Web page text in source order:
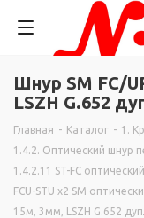
Шнур SM FC/
LSZH G.652
Главная - Каталог - 1.
1.4.2. Оптический шнур
1.4.2.11 ST-FC
FCU-STU х2 SM
15м, 3мм, LSZH G.652